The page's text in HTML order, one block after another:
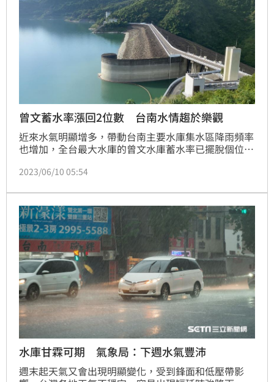
曾文蓄水率漲回2位數 台南水情趨於樂觀
近來水氣明顯增多，帶動台南主要水庫集水區降雨頻率
也增加，全台最大水庫的曾文水庫蓄水率已擺脫個位
情趨於樂觀。
2023/06/10 05:54
水庫甘霖可期 氣象局：下週水氣豐沛
週末起天氣又會出現明顯變化，受到鋒面和低壓帶影